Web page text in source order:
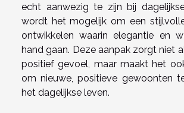
echt aanwezig te zijn bij
wordt het mogelijk om een
ontwikkelen waarin elegantie en
hand gaan. Deze aanpak zorgt niet
positief gevoel, maar maakt het
om nieuwe, positieve gewoonten
het dagelijkse leven.